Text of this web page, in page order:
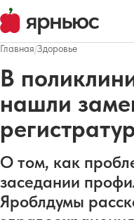
Главная/Здоровье
В
нашли
О том, как
заседании
Яроблдумы